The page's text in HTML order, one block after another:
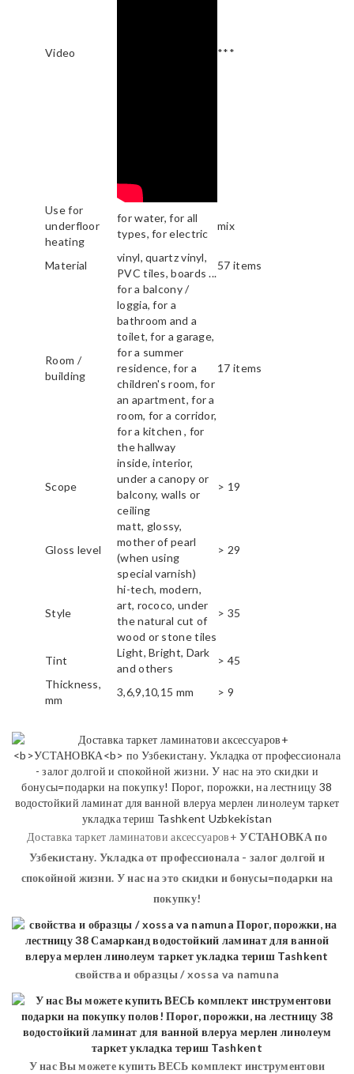
Video ***
Use for
underfloor
heating
for water, for all
types, for electric
mix
Material
vinyl, quartz vinyl,
PVC tiles, boards ...
57 items
Room /
building
for a balcony /
loggia, for a
bathroom and a
toilet, for a garage,
for a summer
residence, for a
children's room, for
an apartment, for a
room, for a corridor,
for a kitchen , for
the hallway
17 items
Scope
inside, interior,
under a canopy or
balcony, walls or
ceiling
> 19
Gloss level
matt, glossy,
mother of pearl
(when using
special varnish)
> 29
Style
hi-tech, modern,
art, rococo, under
the natural cut of
wood or stone tiles
> 35
Tint
Light, Bright, Dark
and others
> 45
Thickness,
mm
3,6,9,10,15 mm > 9
Доставка таркет ламинатови аксессуаров+УСТАНОВКАпо
Узбекистану. Укладка от профессионала - залог долгой и
спокойной жизни. У нас на это скидки и бонусы=подарки на
покупку!
свойства и образцы / xossa va namuna
У нас Вы можете купить ВЕСЬ комплект инструментови